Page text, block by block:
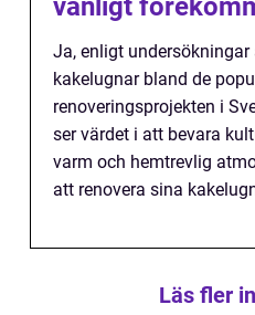
vanligt
Ja, enligt undersökningar
kakelugnar bland de
renoveringsprojekten i
ser värdet i att bevara
varm och hemtrevlig
att renovera sina
Läs fler